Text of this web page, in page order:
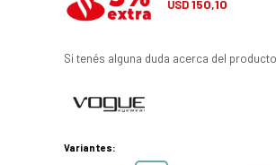
USD150,10
Si tenés alguna duda acerca del
Variantes: